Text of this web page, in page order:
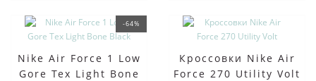
-64%
Nike Air Force 1 Low
Gore Tex Light Bone
Кроссовки Nike Air
Force 270 Utility Volt